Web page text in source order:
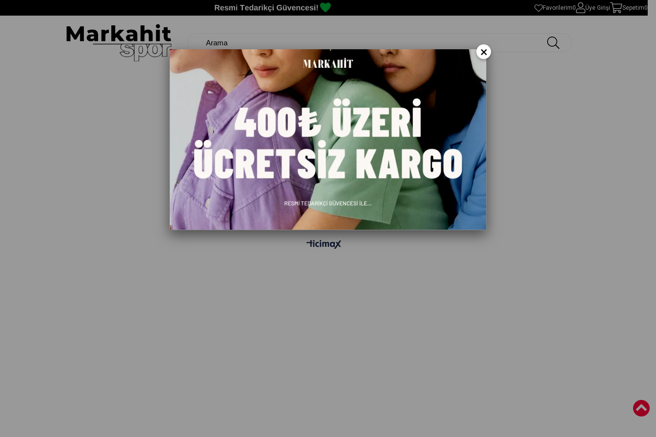
Favorilerim0 Üye Girişi Sepetim0
Erkek Kadın Çocuk Spor Malzemeleri Markalar Blog
×